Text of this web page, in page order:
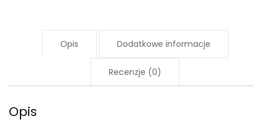
Opis Dodatkowe informacje
Recenzje (0)
Opis